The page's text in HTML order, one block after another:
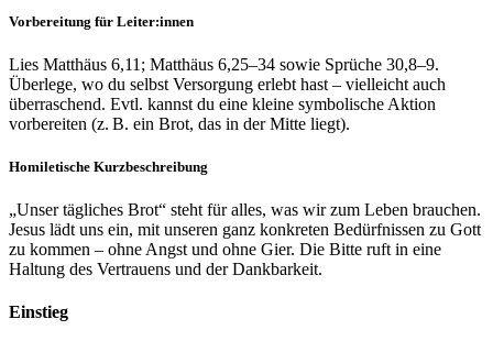
Vorbereitung für Leiter:innen
Lies Matthäus 6,11; Matthäus 6,25–34 sowie Sprüche 30,8–9.
Überlege, wo du selbst Versorgung erlebt hast – vielleicht auch
überraschend. Evtl. kannst du eine kleine symbolische Aktion
vorbereiten (z. B. ein Brot, das in der Mitte liegt).
Homiletische Kurzbeschreibung
„Unser tägliches Brot“ steht für alles, was wir zum Leben brauchen.
Jesus lädt uns ein, mit unseren ganz konkreten Bedürfnissen zu Gott
zu kommen – ohne Angst und ohne Gier. Die Bitte ruft in eine
Haltung des Vertrauens und der Dankbarkeit.
Einstieg